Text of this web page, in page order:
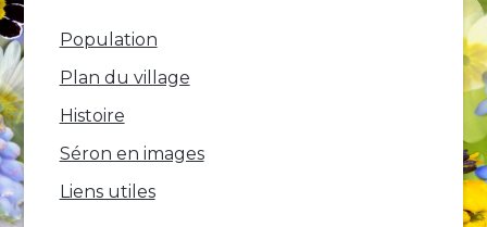
Population
Plan du village
Histoire
Séron en images
Liens utiles